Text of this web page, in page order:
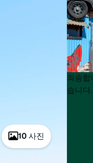
10 사진
List
List
죄송합
습니다